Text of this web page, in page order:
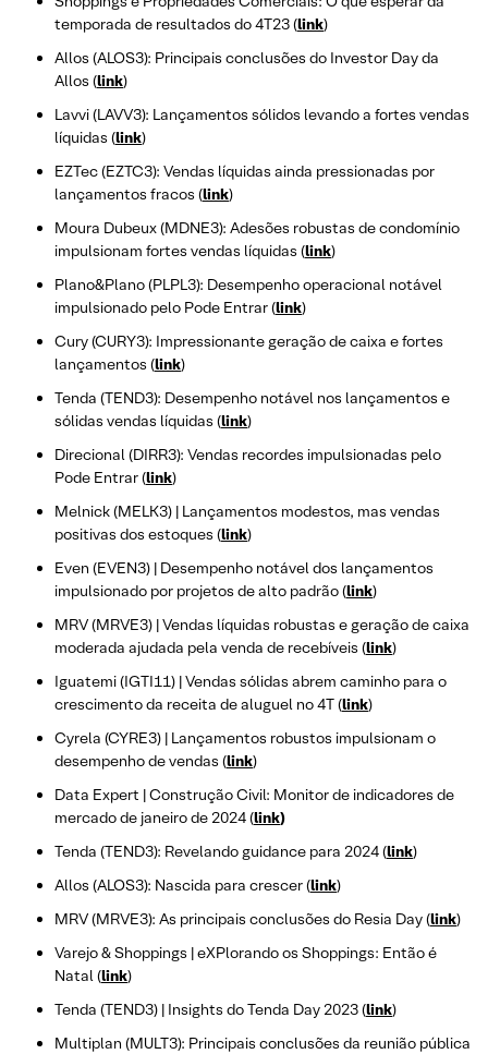
temporada de resultados do 4T23 (link)
Allos (ALOS3): Principais conclusões do Investor Day da
Allos (link)
Lavvi (LAVV3): Lançamentos sólidos levando a fortes vendas
líquidas (link)
EZTec (EZTC3): Vendas líquidas ainda pressionadas por
lançamentos fracos (link)
Moura Dubeux (MDNE3): Adesões robustas de condomínio
impulsionam fortes vendas líquidas (link)
Plano&Plano (PLPL3): Desempenho operacional notável
impulsionado pelo Pode Entrar (link)
Cury (CURY3): Impressionante geração de caixa e fortes
lançamentos (link)
Tenda (TEND3): Desempenho notável nos lançamentos e
sólidas vendas líquidas (link)
Direcional (DIRR3): Vendas recordes impulsionadas pelo
Pode Entrar (link)
Melnick (MELK3) | Lançamentos modestos, mas vendas
positivas dos estoques (link)
Even (EVEN3) | Desempenho notável dos lançamentos
impulsionado por projetos de alto padrão (link)
MRV (MRVE3) | Vendas líquidas robustas e geração de caixa
moderada ajudada pela venda de recebíveis (link)
Iguatemi (IGTI11) | Vendas sólidas abrem caminho para o
crescimento da receita de aluguel no 4T (link)
Cyrela (CYRE3) | Lançamentos robustos impulsionam o
desempenho de vendas (link)
Data Expert | Construção Civil: Monitor de indicadores de
mercado de janeiro de 2024 (link)
Tenda (TEND3): Revelando guidance para 2024 (link)
Allos (ALOS3): Nascida para crescer (link)
MRV (MRVE3): As principais conclusões do Resia Day (link)
Varejo & Shoppings | eXPlorando os Shoppings: Então é
Natal (link)
Tenda (TEND3) | Insights do Tenda Day 2023 (link)
Multiplan (MULT3): Principais conclusões da reunião pública